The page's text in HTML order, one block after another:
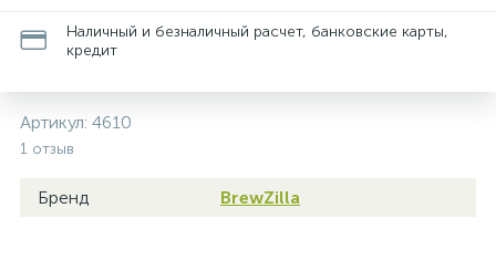
Наличный и безналичный расчет, банковские карты,
кредит
Артикул: 4610
1 отзыв
Бренд BrewZilla